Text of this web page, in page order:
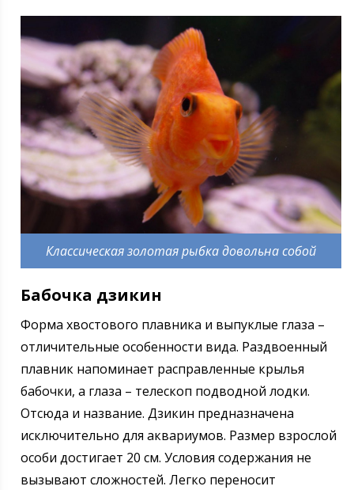
Классическая золотая рыбка довольна собой
Бабочка дзикин
Форма хвостового плавника и выпуклые глаза –
отличительные особенности вида. Раздвоенный
плавник напоминает расправленные крылья
бабочки, а глаза – телескоп подводной лодки.
Отсюда и название. Дзикин предназначена
исключительно для аквариумов. Размер взрослой
особи достигает 20 см. Условия содержания не
вызывают сложностей. Легко переносит